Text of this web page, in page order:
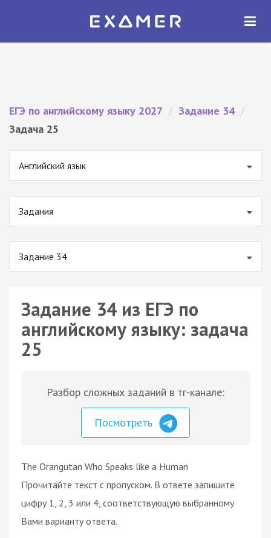
Экзамер — ЕГЭ 2027
ОТКРЫТЬ
ЕГЭ по английскому языку 2027 / Задание 34 /
Задача 25
Английский язык
Задания
Задание 34
Задание 34 из ЕГЭ по
английскому языку: задача
25
Разбор сложных заданий в тг-канале:
Посмотреть
The Orangutan Who Speaks like a Human
Прочитайте текст с пропуском. В ответе запишите
цифру 1, 2, 3 или 4, соответствующую выбранному
Вами варианту ответа.